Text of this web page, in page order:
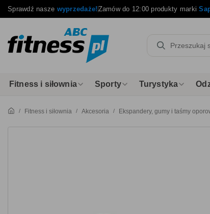
Sprawdź nasze wyprzedaże!Zamów do 12:00 produkty marki
Fitness i siłownia Sporty Turystyka
Fitness i siłownia Akcesoria Ekspandery, gumy i taśmy